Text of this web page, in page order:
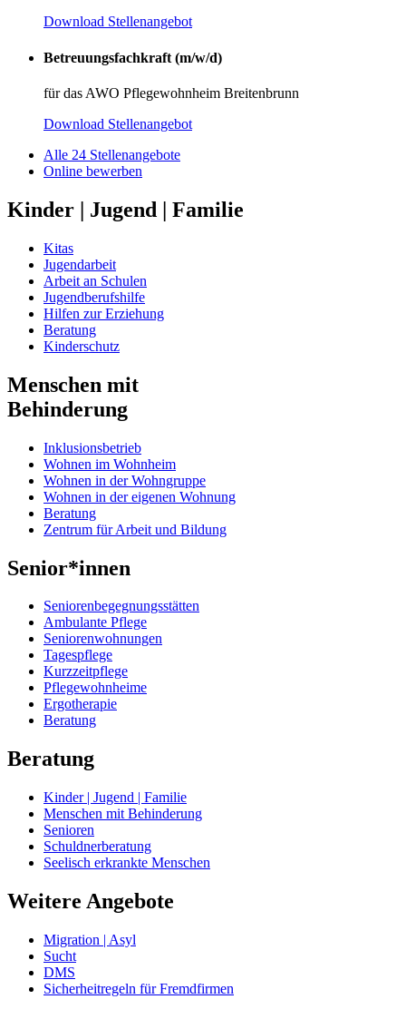
Download Stellenangebot
Betreuungsfachkraft (m/w/d)
für das AWO Pflegewohnheim Breitenbrunn
Download Stellenangebot
Alle 24 Stellenangebote
Online bewerben
Kinder | Jugend | Familie
Kitas
Jugendarbeit
Arbeit an Schulen
Jugendberufshilfe
Hilfen zur Erziehung
Beratung
Kinderschutz
Menschen mit
Behinderung
Inklusionsbetrieb
Wohnen im Wohnheim
Wohnen in der Wohngruppe
Wohnen in der eigenen Wohnung
Beratung
Zentrum für Arbeit und Bildung
Senior*innen
Seniorenbegegnungsstätten
Ambulante Pflege
Seniorenwohnungen
Tagespflege
Kurzzeitpflege
Pflegewohnheime
Ergotherapie
Beratung
Beratung
Kinder | Jugend | Familie
Menschen mit Behinderung
Senioren
Schuldnerberatung
Seelisch erkrankte Menschen
Weitere Angebote
Migration | Asyl
Sucht
DMS
Sicherheitregeln für Fremdfirmen